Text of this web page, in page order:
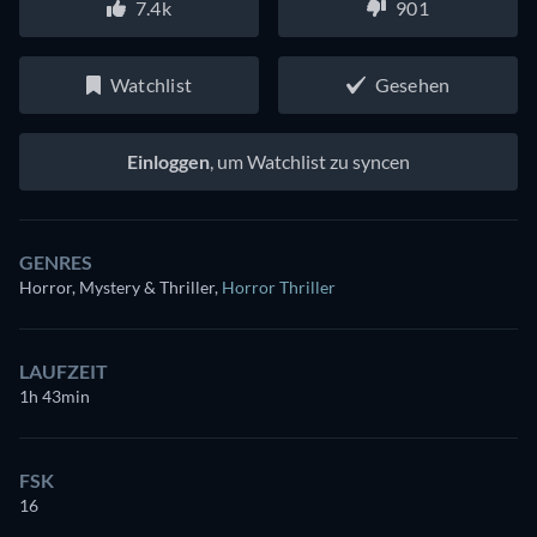
7.4k 901
Watchlist Gesehen
Einloggen , um Watchlist zu syncen
GENRES
Horror, Mystery & Thriller, Horror Thriller
LAUFZEIT
1h 43min
FSK
16